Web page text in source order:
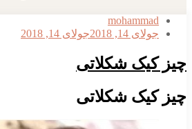
mohammad
جولای 14, 2018
جولای 14, 2018
چیز کیک شکلاتی
چیز کیک شکلاتی